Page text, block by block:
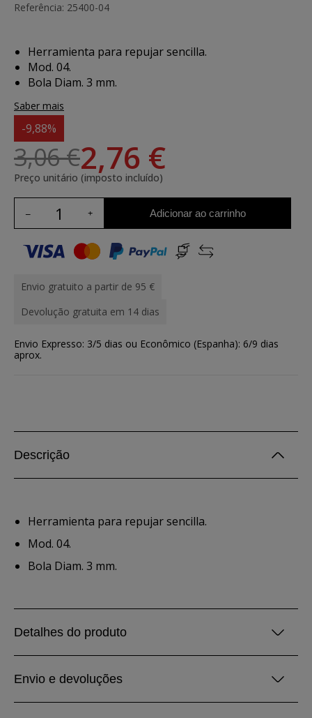
Referência: 25400-04
Herramienta para repujar sencilla.
Mod. 04.
Bola Diam. 3 mm.
Saber mais
-9,88%
3,06 €2,76 €
Preço unitário (imposto incluído)
Adicionar ao carrinho
Envio gratuito a partir de 95 €
Devolução gratuita em 14 dias
Envio Expresso: 3/5 dias ou Econômico (Espanha): 6/9 dias
aprox.
Descrição
Herramienta para repujar sencilla.
Mod. 04.
Bola Diam. 3 mm.
Detalhes do produto
Envio e devoluções